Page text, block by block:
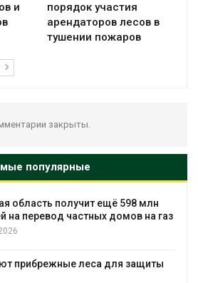
и
порядок участия
арендаторов лесов в
тушении пожаров
закрыты.
популярные
получит ещё 598 млн
частных домов на газ
леса для защиты